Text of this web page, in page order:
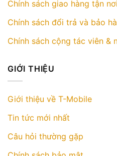
Chính sách giao hàng tận nơi
Chính sách đổi trả và bảo
Chính sách cộng tác viên &
GIỚI THIỆU
Giới thiệu về T-Mobile
Tin tức mới nhất
Câu hỏi thường gặp